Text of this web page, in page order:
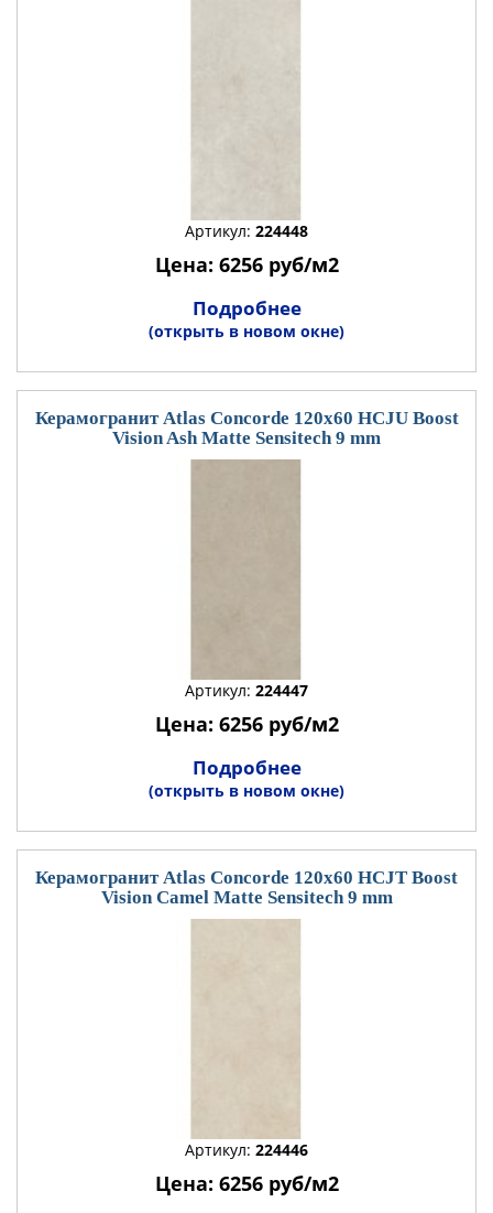
Артикул: 224448
Цена: 6256 руб/м2
Подробнее
(открыть в новом окне)
Керамогранит Atlas Concorde 120x60 HCJU Boost
Vision Ash Matte Sensitech 9 mm
Артикул: 224447
Цена: 6256 руб/м2
Подробнее
(открыть в новом окне)
Керамогранит Atlas Concorde 120x60 HCJT Boost
Vision Camel Matte Sensitech 9 mm
Артикул: 224446
Цена: 6256 руб/м2